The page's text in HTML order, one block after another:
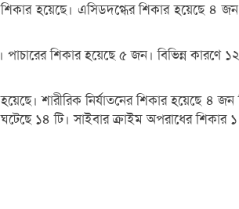
হয়েছে। এসিডদগ্ধের শিকার হয়েছে ৪
শিকার হয়েছে ৫ জন। বিভিন্ন
শারীরিক নির্যাতনের শিকার হয়েছে ৪
১৪ টি। সাইবার ক্রাইম অপরাধের